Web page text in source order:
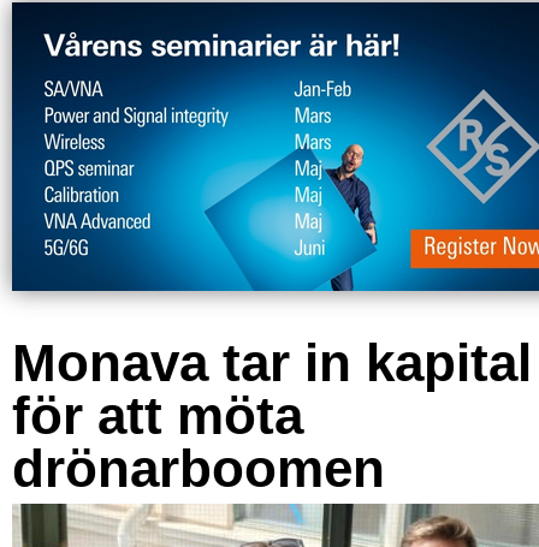
Monava tar in kapital
för att möta
drönarboomen